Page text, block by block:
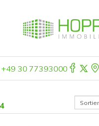
+49 30 77393000
4